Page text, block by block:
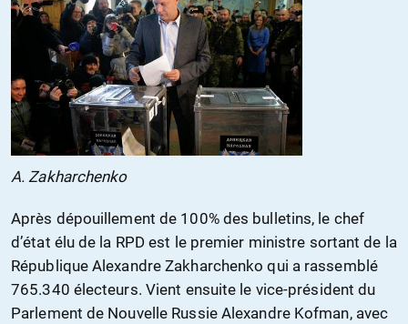
A. Zakharchenko
Après dépouillement de 100% des bulletins, le chef
d’état élu de la RPD est le premier ministre sortant de la
République Alexandre Zakharchenko qui a rassemblé
765.340 électeurs. Vient ensuite le vice-président du
Parlement de Nouvelle Russie Alexandre Kofman, avec